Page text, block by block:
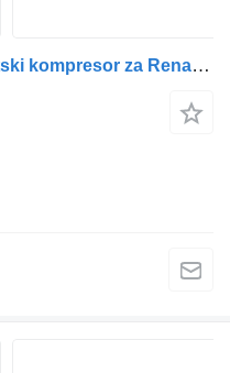
Renault 5001834773 pneumatski kompresor za Renault kamiona